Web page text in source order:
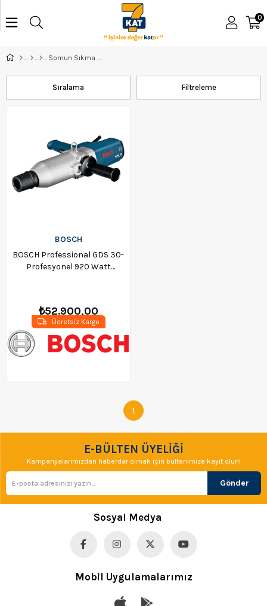
0
Filtreleme
Sıralama
BOSCH
BOSCH Professional GDS 30-
Profesyonel 920 Watt
₺52.900,00
Ücretsiz Kargo
1
E-BÜLTEN ÜYELİĞİ
Kampanyalarımızdan haberdar olmak için bültenimize kayıt olun!
Gönder
Sosyal Medya
Mobil Uygulamalarımız